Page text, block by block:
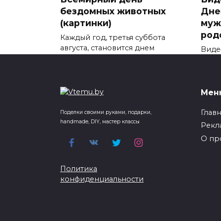
бездомных животных
(картинки)
Каждый год, третья суббота
августа, становится днем
Елка из лент. Елка из
лент своими руками
новогодними праздниками –
это
Поделки своими руками, подарки,
handmade, DIY, мастер классы
Политика
конфиденциальности
О